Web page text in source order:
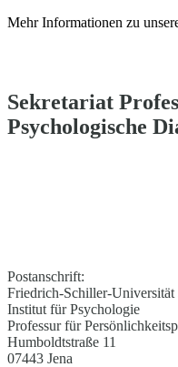
Mehr Informationen zu
Sekretariat
Psychologische
Postanschrift:
Friedrich-Schiller-Universität
Institut für Psychologie
Professur für
Humboldtstraße 11
07443 Jena